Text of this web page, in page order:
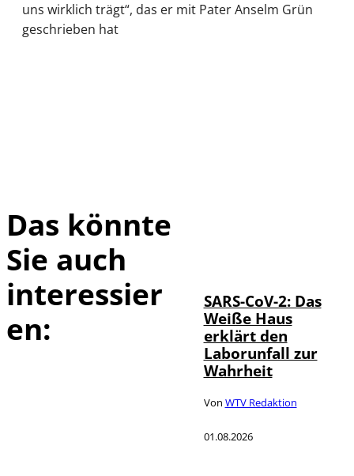
uns wirklich trägt“, das er mit Pater Anselm Grün
geschrieben hat
Das könnte
Sie auch
interessier
en:
SARS-CoV-2: Das
Weiße Haus
erklärt den
Laborunfall zur
Wahrheit
Von WTV Redaktion
01.08.2026